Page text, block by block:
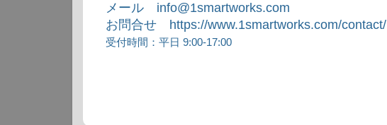
メール info@1smartworks.com
お問合せ https://www.1smartworks.com/contact/
受付時間：平日 9:00-17:00